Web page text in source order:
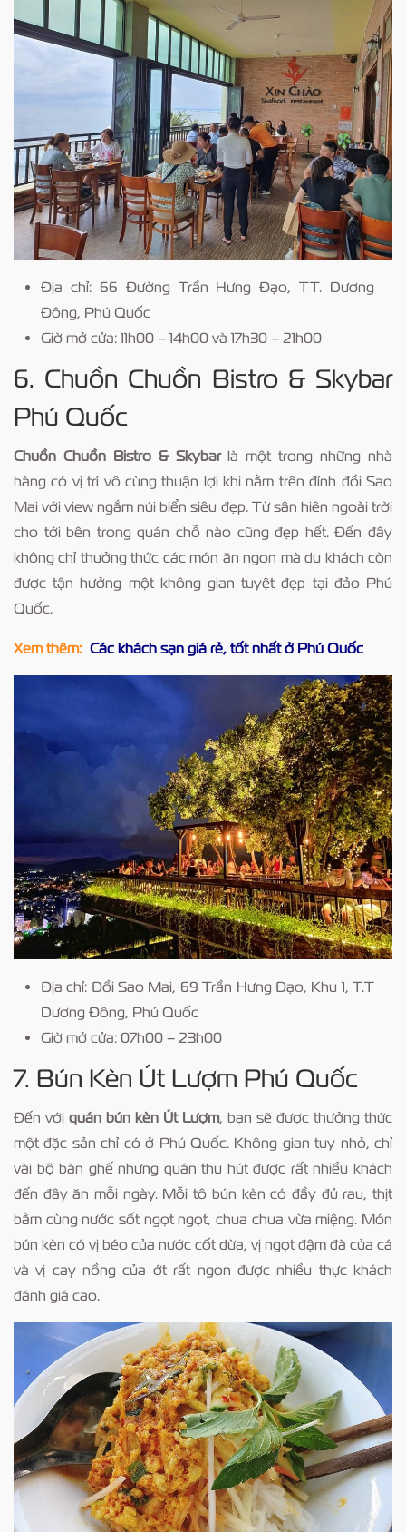
Địa chỉ: 66 Đường Trần Hưng Đạo, TT. Dương
Đông, Phú Quốc
Giờ mở cửa: 11h00 – 14h00 và 17h30 – 21h00
6. Chuồn Chuồn Bistro & Skybar
Phú Quốc
Chuồn Chuồn Bistro & Skybarlà một trong những nhà
hàng có vị trí vô cùng thuận lợi khi nằm trên đỉnh đồi Sao
Mai với view ngắm núi biển siêu đẹp. Từ sân hiên ngoài trời
cho tới bên trong quán chỗ nào cũng đẹp hết. Đến đây
không chỉ thưởng thức các món ăn ngon mà du khách còn
được tận hưởng một không gian tuyệt đẹp tại đảo Phú
Quốc.
Xem thêm: Các khách sạn giá rẻ, tốt nhất ở Phú Quốc
Địa chỉ: Đồi Sao Mai, 69 Trần Hưng Đạo, Khu 1, T.T
Dương Đông, Phú Quốc
Giờ mở cửa: 07h00 – 23h00
7. Bún Kèn Út Lượm Phú Quốc
Đến với quán bún kèn Út Lượm, bạn sẽ được thưởng thức
một đặc sản chỉ có ở Phú Quốc. Không gian tuy nhỏ, chỉ
vài bộ bàn ghế nhưng quán thu hút được rất nhiều khách
đến đây ăn mỗi ngày. Mỗi tô bún kèn có đầy đủ rau, thịt
bằm cùng nước sốt ngọt ngọt, chua chua vừa miệng. Món
bún kèn có vị béo của nước cốt dừa, vị ngọt đậm đà của cá
và vị cay nồng của ớt rất ngon được nhiều thực khách
đánh giá cao.